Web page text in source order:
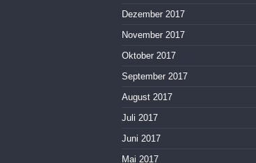
Dezember 2017
November 2017
Oktober 2017
September 2017
August 2017
Juli 2017
Juni 2017
Mai 2017